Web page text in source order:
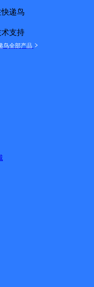
递鸟
支持
鸟全部产品